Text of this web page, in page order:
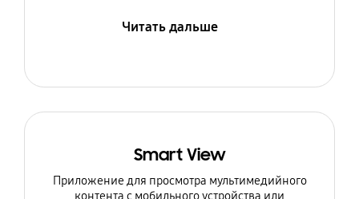
Читать дальше
Smart View
Приложение для просмотра мультимедийного
контента с мобильного устройства или